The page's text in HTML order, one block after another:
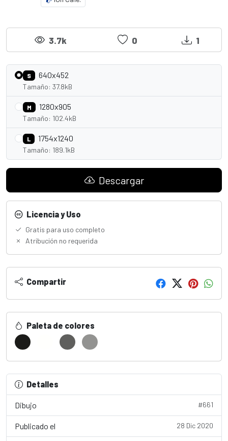
3.7k 0 1
S 640x452
Tamaño: 37.8kB
M 1280x905
Tamaño: 102.4kB
L 1754x1240
Tamaño: 189.1kB
Descargar
Licencia y Uso
Gratis para uso completo
Atribución no requerida
Compartir
Paleta de colores
Detalles
Dibujo #661
Publicado el 28 Dic 2020